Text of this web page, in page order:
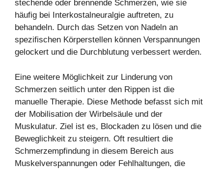
stechende oder brennende Schmerzen, wie sie
häufig bei Interkostalneuralgie auftreten, zu
behandeln. Durch das Setzen von Nadeln an
spezifischen Körperstellen können Verspannungen
gelockert und die Durchblutung verbessert werden.
Eine weitere Möglichkeit zur Linderung von
Schmerzen seitlich unter den Rippen ist die
manuelle Therapie. Diese Methode befasst sich mit
der Mobilisation der Wirbelsäule und der
Muskulatur. Ziel ist es, Blockaden zu lösen und die
Beweglichkeit zu steigern. Oft resultiert die
Schmerzempfindung in diesem Bereich aus
Muskelverspannungen oder Fehlhaltungen, die